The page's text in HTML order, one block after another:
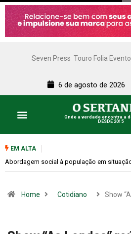
Seven Press Touro Folia
6 de agosto de 2026
Onde a verdade encontra a
DESDE 2015
EM ALTA
Cemitérios terão horário especial e
Home Cotidiano Show